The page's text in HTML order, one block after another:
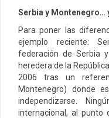
Serbia y Montenegro…
Para poner las
ejemplo reciente:
federación de Serbia
heredera de la
2006 tras un
Montenegro) donde
independizarse.
internacional, al punto